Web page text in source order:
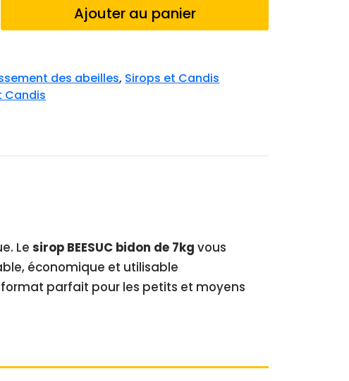
Ajouter au panier
des abeilles, Sirops et Candis
Candis
Le sirop BEESUC bidon de 7kg vous
économique et utilisable
parfait pour les petits et moyens